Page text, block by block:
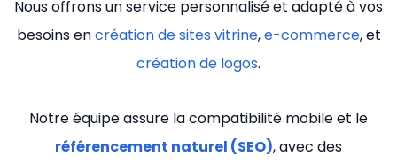
Nous offrons un service personnalisé et adapté à vos
besoins encréation de sites vitrine,e-commerce, et
création de logos.
Notre équipe assure la compatibilité mobile et le
référencement naturel (SEO), avec des